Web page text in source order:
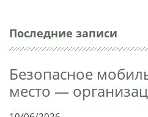
Последние записи
Безопасное
место —